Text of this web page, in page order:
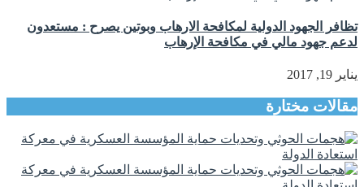
تظافر الجهود الدولية لمكافحة الارهاب وبوتين يصرح : مستعدون
لدعم جهود مالي في مكافحة الإرهاب
يناير 19, 2017
مقالات مختارة